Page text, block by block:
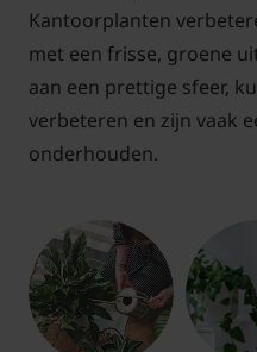
Kantoorplanten
met een frisse, groene
aan een prettige sfeer,
verbeteren en zijn vaak
onderhouden.